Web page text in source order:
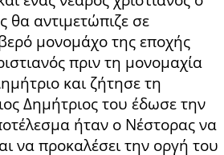
θα αντιμετώπιζε σε
μονομάχο της εποχής
πριν τη μονομαχία
και ζήτησε τη
Δημήτριος του έδωσε την
ήταν ο Νέστορας να
να προκαλέσει την οργή του